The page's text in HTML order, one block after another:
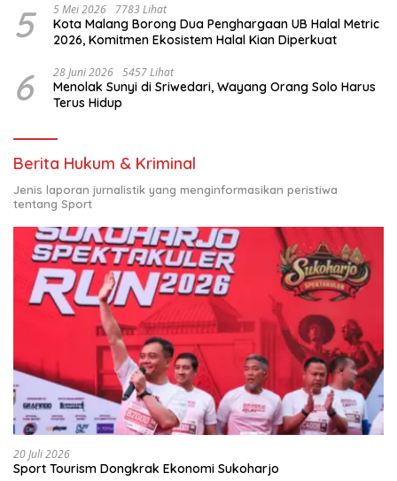
5 5 Mei 2026 7783 Lihat
Kota Malang Borong Dua Penghargaan UB Halal Metric
2026, Komitmen Ekosistem Halal Kian Diperkuat
6 28 Juni 2026 5457 Lihat
Menolak Sunyi di Sriwedari, Wayang Orang Solo Harus
Terus Hidup
Berita Hukum & Kriminal
Jenis laporan jurnalistik yang menginformasikan peristiwa
tentang Sport
20 Juli 2026
Sport Tourism Dongkrak Ekonomi Sukoharjo